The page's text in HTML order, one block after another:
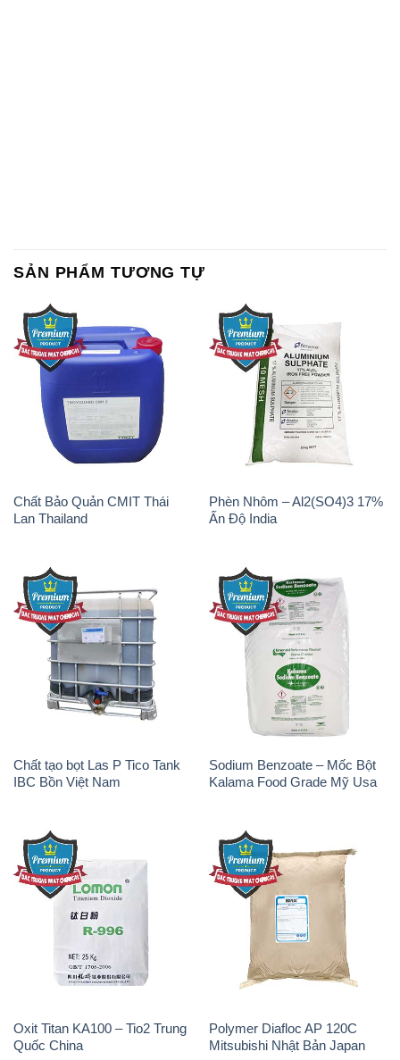
Chất Bảo Quản CMIT Thái
Lan Thailand
Phèn Nhôm – Al2(SO4)3 17%
Ấn Độ India
Chất tạo bọt Las P Tico Tank
IBC Bồn Việt Nam
Sodium Benzoate – Mốc Bột
Kalama Food Grade Mỹ Usa
Oxit Titan KA100 – Tio2 Trung
Polymer Diafloc AP 120C
Mitsubishi Nhật Bản Japan